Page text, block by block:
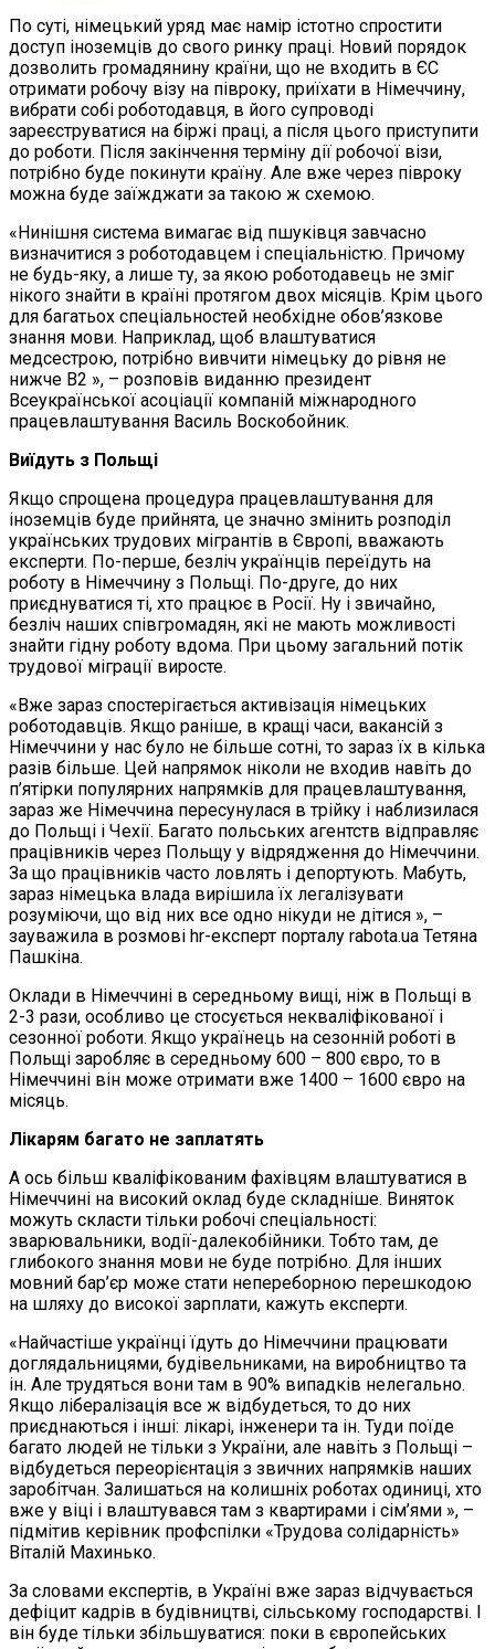
По суті, німецький уряд має намір істотно спростити
доступ іноземців до свого ринку праці. Новий порядок
дозволить громадянину країни, що не входить в ЄС
отримати робочу візу на півроку, приїхати в Німеччину,
вибрати собі роботодавця, в його супроводі
зареєструватися на біржі праці, а після цього приступити
до роботи. Після закінчення терміну дії робочої візи,
потрібно буде покинути країну. Але вже через півроку
можна буде заїжджати за такою ж схемою.
«Нинішня система вимагає від пшуківця завчасно
визначитися з роботодавцем і спеціальністю. Причому
не будь-яку, а лише ту, за якою роботодавець не зміг
нікого знайти в країні протягом двох місяців. Крім цього
для багатьох спеціальностей необхідне обов’язкове
знання мови. Наприклад, щоб влаштуватися
медсестрою, потрібно вивчити німецьку до рівня не
нижче В2 », – розповів виданню президент
Всеукраїнської асоціації компаній міжнародного
працевлаштування Василь Воскобойник.
Виїдуть з Польщі
Якщо спрощена процедура працевлаштування для
іноземців буде прийнята, це значно змінить розподіл
українських трудових мігрантів в Європі, вважають
експерти. По-перше, безліч українців переїдуть на
роботу в Німеччину з Польщі. По-друге, до них
приєднуватися ті, хто працює в Pосії. Ну і звичайно,
безліч наших співгромадян, які не мають можливості
знайти гідну роботу вдома. При цьому загальний потік
трудової міграції виросте.
«Вже зараз спостерігається активізація німецьких
роботодавців. Якщо раніше, в кращі часи, вакансій з
Німеччини у нас було не більше сотні, то зараз їх в кілька
разів більше. Цей напрямок ніколи не входив навіть до
п’ятірки популярних напрямків для працевлаштування,
зараз же Німеччина пересунулася в трійку і наблизилася
до Польщі і Чехії. Багато польських агентств відправляє
працівників через Польщу у відрядження до Німеччини.
За що працівників часто ловлять і депортують. Мабуть,
зараз німецька влада вирішила їх легалізувати
розуміючи, що від них все одно нікуди не дітися », –
зауважила в розмові hr-експерт порталу rabota.ua Тетяна
Пашкіна.
Оклади в Німеччині в середньому вищі, ніж в Польщі в
2-3 рази, особливо це стосується некваліфікованої і
сезонної роботи. Якщо українець на сезонній роботі в
Польщі заробляє в середньому 600 – 800 євро, то в
Німеччині він може отримати вже 1400 – 1600 євро на
місяць.
Лікарям багато не заплатять
А ось більш кваліфікованим фахівцям влаштуватися в
Німеччині на високий оклад буде складніше. Виняток
можуть скласти тільки робочі спеціальності:
зварювальники, водії-далекобійники. Тобто там, де
глибокого знання мови не буде потрібно. Для інших
мовний бар’єр може стати непереборною перешкодою
на шляху до високої зарплати, кажуть експерти.
«Найчастіше українці їдуть до Німеччини працювати
доглядальницями, будівельниками, на виробництво та
ін. Але трудяться вони там в 90% випадків нелегально.
Якщо лібералізація все ж відбудеться, то до них
приєднаються і інші: лікарі, інженери та ін. Туди поїде
багато людей не тільки з України, але навіть з Польщі –
відбудеться переорієнтація з звичних напрямків наших
заробітчан. Залишаться на колишніх роботах одиниці, хто
вже у віці і влаштувався там з квартирами і сім’ями », –
підмітив керівник профспілки «Трудова солідарність»
Віталій Махинько.
За словами експертів, в Україні вже зараз відчувається
дефіцит кадрів в будівництві, сільському господарстві. І
він буде тільки збільшуватися: поки в європейських